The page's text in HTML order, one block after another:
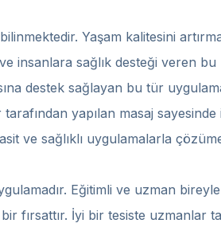
Yaşam kalitesini
insanlara sağlık desteği veren
destek sağlayan bu tür
yapılan masaj
ve sağlıklı uygulamalarla
Eğitimli ve uzman
fırsattır. İyi bir tesiste uzmanlar